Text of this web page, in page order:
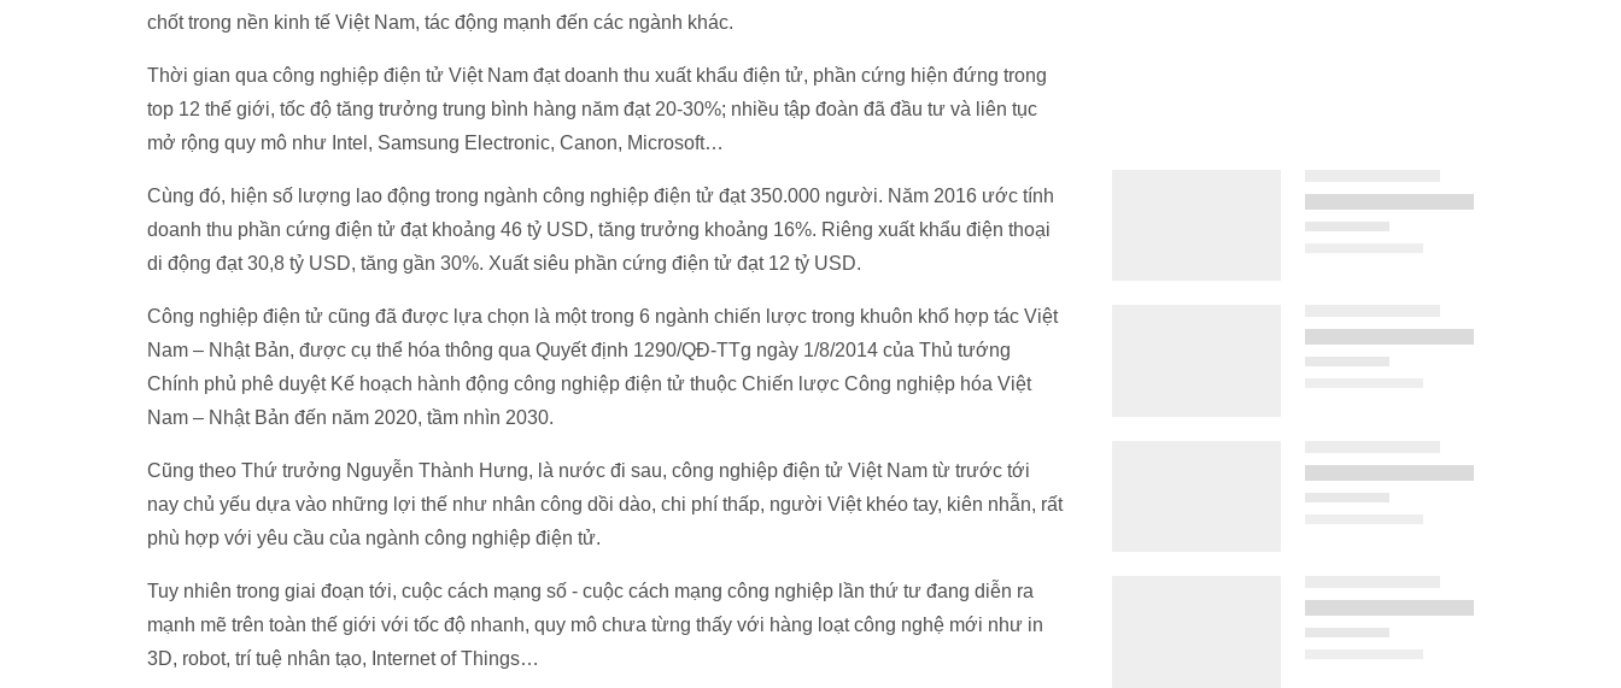
chốt trong nền kinh tế Việt Nam, tác động mạnh đến các ngành khác.
Thời gian qua công nghiệp điện tử Việt Nam đạt doanh thu xuất khẩu điện tử, phần cứng hiện đứng trong
top 12 thế giới, tốc độ tăng trưởng trung bình hàng năm đạt 20-30%; nhiều tập đoàn đã đầu tư và liên tục
mở rộng quy mô như Intel, Samsung Electronic, Canon, Microsoft…
Cùng đó, hiện số lượng lao động trong ngành công nghiệp điện tử đạt 350.000 người. Năm 2016 ước tính
doanh thu phần cứng điện tử đạt khoảng 46 tỷ USD, tăng trưởng khoảng 16%. Riêng xuất khẩu điện thoại
di động đạt 30,8 tỷ USD, tăng gần 30%. Xuất siêu phần cứng điện tử đạt 12 tỷ USD.
Công nghiệp điện tử cũng đã được lựa chọn là một trong 6 ngành chiến lược trong khuôn khổ hợp tác Việt
Nam – Nhật Bản, được cụ thể hóa thông qua Quyết định 1290/QĐ-TTg ngày 1/8/2014 của Thủ tướng
Chính phủ phê duyệt Kế hoạch hành động công nghiệp điện tử thuộc Chiến lược Công nghiệp hóa Việt
Nam – Nhật Bản đến năm 2020, tầm nhìn 2030.
Cũng theo Thứ trưởng Nguyễn Thành Hưng, là nước đi sau, công nghiệp điện tử Việt Nam từ trước tới
nay chủ yếu dựa vào những lợi thế như nhân công dồi dào, chi phí thấp, người Việt khéo tay, kiên nhẫn, rất
phù hợp với yêu cầu của ngành công nghiệp điện tử.
Tuy nhiên trong giai đoạn tới, cuộc cách mạng số - cuộc cách mạng công nghiệp lần thứ tư đang diễn ra
mạnh mẽ trên toàn thế giới với tốc độ nhanh, quy mô chưa từng thấy với hàng loạt công nghệ mới như in
3D, robot, trí tuệ nhân tạo, Internet of Things…